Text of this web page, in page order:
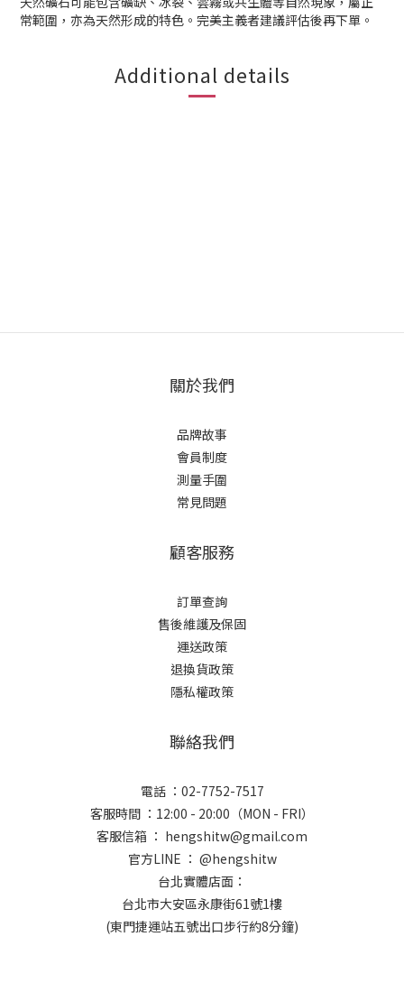
常範圍，亦為天然形成的特色。完美主義者建議評估後再下單。
Additional details
關於我們
品牌故事
會員制度
測量手圍
常見問題
顧客服務
訂單查詢
售後維護及保固
運送政策
退換貨政策
隱私權政策
聯絡我們
電話 ：02-7752-7517
客服時間 ：12:00 - 20:00（MON - FRI）
客服信箱 ： hengshitw@gmail.com
官方LINE ： @hengshitw
台北實體店面：
台北市大安區永康街61號1樓
(東門捷運站五號出口步行約8分鐘)